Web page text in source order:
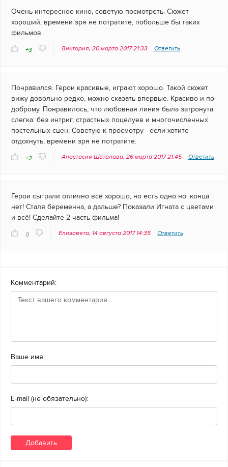
Очень интересное кино, советую посмотреть. Сюжет
хороший, времени зря не потратите, побольше бы таких
фильмов.
+3 Виктория, 20 марта 2017 21:33 Ответить
Понравился. Герои красивые, играют хорошо. Такой сюжет
вижу довольно редко, можно сказать впервые. Красиво и по-
доброму. Понравилось, что любовная линия была затронута
слегка: без интриг, страстных поцелуев и многочисленных
постельных сцен. Советую к просмотру - если хотите
отдохнуть, времени зря не потратите.
+2 Анастасия Шаталова, 26 марта 2017 21:45 Ответить
Герои сыграли отлично всё хорошо, но есть одно но: конца
нет! Сталя беременна, а дальше? Показали Игната с цветами
и всё! Сделайте 2 часть фильма!
0 Елизавета, 14 августа 2017 14:35 Ответить
Комментарий:
Ваше имя:
E-mail (не обязательно):